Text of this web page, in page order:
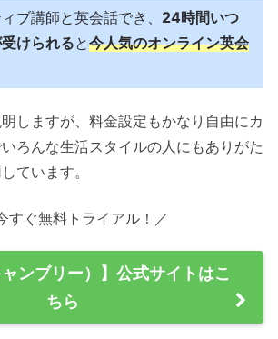
ブ講師と英会話でき、 24時間いつ
けられると今人気のオンライン英会
しますが、料金設定もかなり自由にカ
ろんな生活スタイルの人にもありがた
ています。
すぐ無料トライアル！／
ンブリー）】公式サイトはこ
ちら